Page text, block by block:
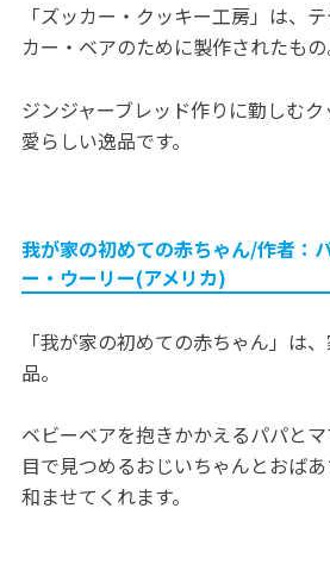
「ズッカー・クッキー工房」は、
カー・ベアのために製作されたもの
ジンジャーブレッド作りに勤しむ
愛らしい逸品です。
我が家の初めての赤ちゃん/作者：
ー・ウーリー(アメリカ)
「我が家の初めての赤ちゃん」は
品。
ベビーベアを抱きかかえるパパと
目で見つめるおじいちゃんとおば
和ませてくれます。